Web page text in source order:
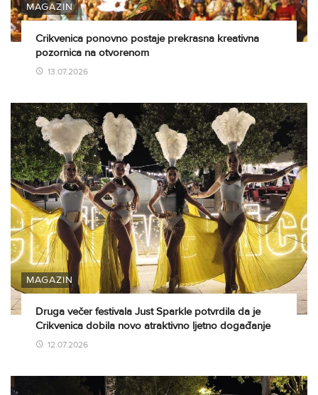
MAGAZIN
Crikvenica ponovno postaje prekrasna kreativna
pozornica na otvorenom
13.07.2026
MAGAZIN
Druga večer festivala Just Sparkle potvrdila da je
Crikvenica dobila novo atraktivno ljetno događanje
12.07.2026